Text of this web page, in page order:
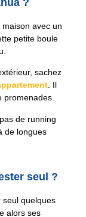
avec un
petite boule
sachez
. Il
promenades.
de running
de longues
seul ?
seul quelques
alors ses